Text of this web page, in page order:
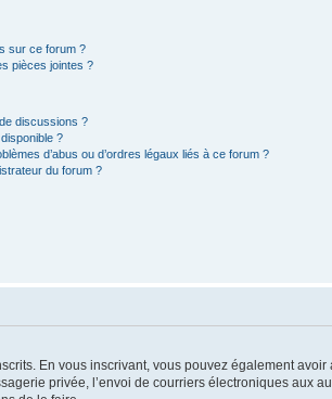
sur ce forum ?
pièces jointes ?
discussions ?
?
d’abus ou d’ordres légaux liés à ce forum ?
du forum ?
En vous inscrivant, vous pouvez également avoir
privée, l’envoi de courriers électroniques aux